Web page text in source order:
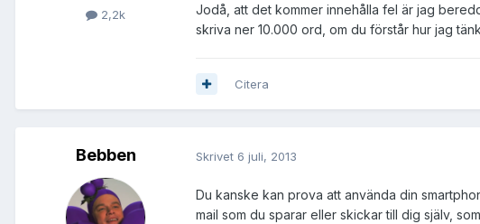
2,2k
Jodå, att det kommer innehålla fel är jag
skriva ner 10.000 ord, om du förstår hur jag
Citera
Bebben Skrivet 6 juli, 2013
Du kanske kan prova att använda din
mail som du sparar eller skickar till dig själv,